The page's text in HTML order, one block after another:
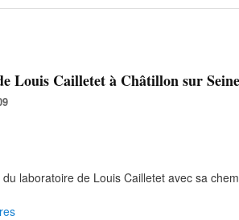
Louis Cailletet à Châtillon sur
laboratoire de Louis Cailletet avec sa